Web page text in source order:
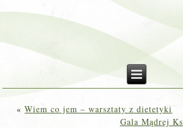
«Wiem co jem – warsztaty z dietetyki
Gala Mądrej